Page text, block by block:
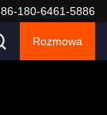
86-180-6461-5886
Rozmowa